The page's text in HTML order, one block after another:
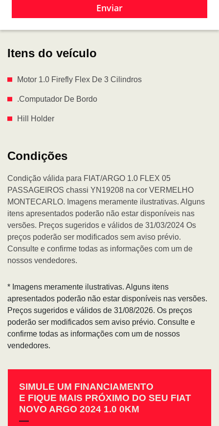
Itens do veículo
Motor 1.0 Firefly Flex De 3 Cilindros
.Computador De Bordo
Hill Holder
Condições
Condição válida para FIAT/ARGO 1.0 FLEX 05
PASSAGEIROS chassi YN19208 na cor VERMELHO
MONTECARLO. Imagens meramente ilustrativas. Alguns
itens apresentados poderão não estar disponíveis nas
versões. Preços sugeridos e válidos de 31/03/2024 Os
preços poderão ser modificados sem aviso prévio.
Consulte e confirme todas as informações com um de
nossos vendedores.
* Imagens meramente ilustrativas. Alguns itens
apresentados poderão não estar disponíveis nas versões.
Preços sugeridos e válidos de 31/08/2026. Os preços
poderão ser modificados sem aviso prévio. Consulte e
confirme todas as informações com um de nossos
vendedores.
Enviar
SIMULE UM FINANCIAMENTO
E FIQUE MAIS PRÓXIMO DO SEU FIAT
NOVO ARGO 2024 1.0 0KM